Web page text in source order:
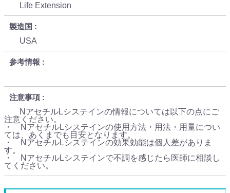
Life Extension
製造国
USA
参考情報
注意事項
NアセチルLシステインの情報については以下の点にご
注意ください。
・ NアセチルLシステインの使用方法・用法・用量につい
ては、あくまでも目安となります。
・ NアセチルLシステインの効果効能は個人差がありま
す。
・ NアセチルLシステインで不調を感じたら医師に相談し
てください。